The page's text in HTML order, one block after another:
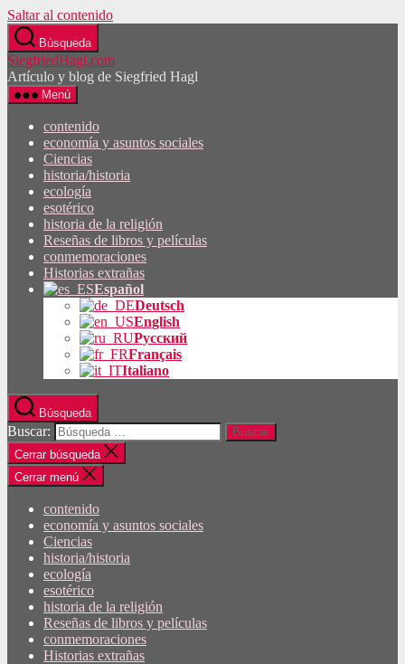
Saltar al contenido
Búsqueda
SiegfriedHagl.com
Artículo y blog de Siegfried Hagl
Menú
contenido
economía y asuntos sociales
Ciencias
historia/historia
ecología
esotérico
historia de la religión
Reseñas de libros y películas
conmemoraciones
Historias extrañas
Español
Deutsch
English
Русский
Français
Italiano
Búsqueda
Buscar:
Cerrar búsqueda
Cerrar menú
contenido
economía y asuntos sociales
Ciencias
historia/historia
ecología
esotérico
historia de la religión
Reseñas de libros y películas
conmemoraciones
Historias extrañas